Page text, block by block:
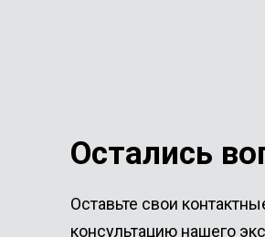
Остались
Оставьте свои
консультацию нашего